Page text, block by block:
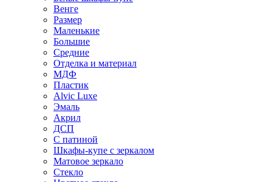
Венге
Размер
Маленькие
Большие
Средние
Отделка и материал
МДФ
Пластик
Alvic Luxe
Эмаль
Акрил
ДСП
С патиной
Шкафы-купе с зеркалом
Матовое зеркало
Стекло